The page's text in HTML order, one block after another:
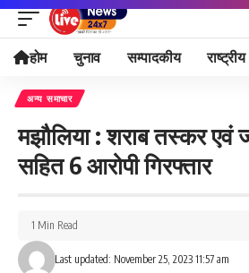
होम चुनाव सम्पादकीय राष्ट्रीय
अन्य समाचार
मझौलिया : शराब तस्कर एवं
सहित 6 आरोपी गिरफ्तार
Last updated: November 25, 2023 11:57 am
1 Min Read